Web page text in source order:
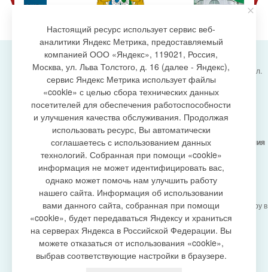
создание сайта
Администрация городского поселения Излучинск, ул.
Энергетиков, 6, пгт. Излучинск, Нижневартовский
район,
Ханты-Мансийский автономный округ-Югра
(Тюменская область), 628634
Сетевое изданиеhttps://www.gp-izluchinsk.ru
16+
Учредитель -Администрация городского поселения
Излучинск
Главный редактор - Бурич Денис Ярославович
Телефон/факс: (3466) 28-13-77 , e-mail:
admizl@rambler.ru
Сетевое изданиеhttps://www.gp-izluchinsk.ru
зарегистрировано Федеральной службой по надзору в
сфере связи,
информационных технологий и массовых
коммуникаций (Роскомнадзор), регистрационный
номер СМИ
ЭЛ № ФС77-87353 от 27.04.2024
Настоящий ресурс использует сервис веб-
аналитики Яндекс Метрика, предоставляемый
компанией ООО «Яндекс», 119021, Россия,
Москва, ул. Льва Толстого, д. 16 (далее - Яндекс),
сервис Яндекс Метрика использует файлы
«cookie» с целью сбора технических данных
посетителей для обеспечения работоспособности
и улучшения качества обслуживания. Продолжая
использовать ресурс, Вы автоматически
соглашаетесь с использованием данных
технологий. Собранная при помощи «cookie»
информация не может идентифицировать вас,
однако может помочь нам улучшить работу
нашего сайта. Информация об использовании
вами данного сайта, собранная при помощи
«cookie», будет передаваться Яндексу и храниться
на серверах Яндекса в Российской Федерации. Вы
можете отказаться от использования «cookie»,
выбрав соответствующие настройки в браузере.